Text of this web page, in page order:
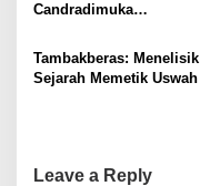
Candradimuka
Ulama
Tambakberas: Menelisik
Sejarah Memetik Uswah
Leave a Reply